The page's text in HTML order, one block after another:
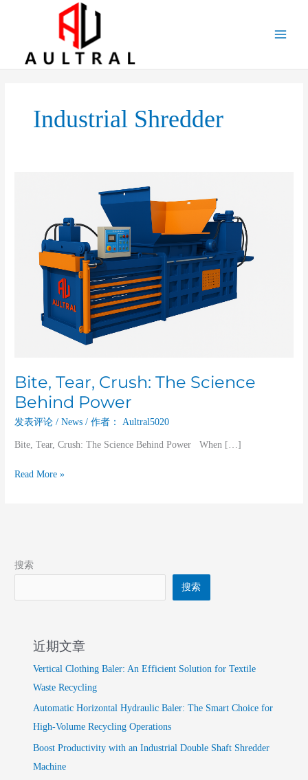
Industrial Shredder
Bite, Tear, Crush: The Science
Behind Power
发表评论 /News / 作者： Aultral5020
Bite, Tear, Crush: The Science Behind Power When […]
Science
Behind
Read More »
搜索
搜索
近期文章
Vertical Clothing Baler: An Efficient Solution for Textile
Waste Recycling
Automatic Horizontal Hydraulic Baler: The Smart Choice for
High-Volume Recycling Operations
Boost Productivity with an Industrial Double Shaft Shredder
Machine